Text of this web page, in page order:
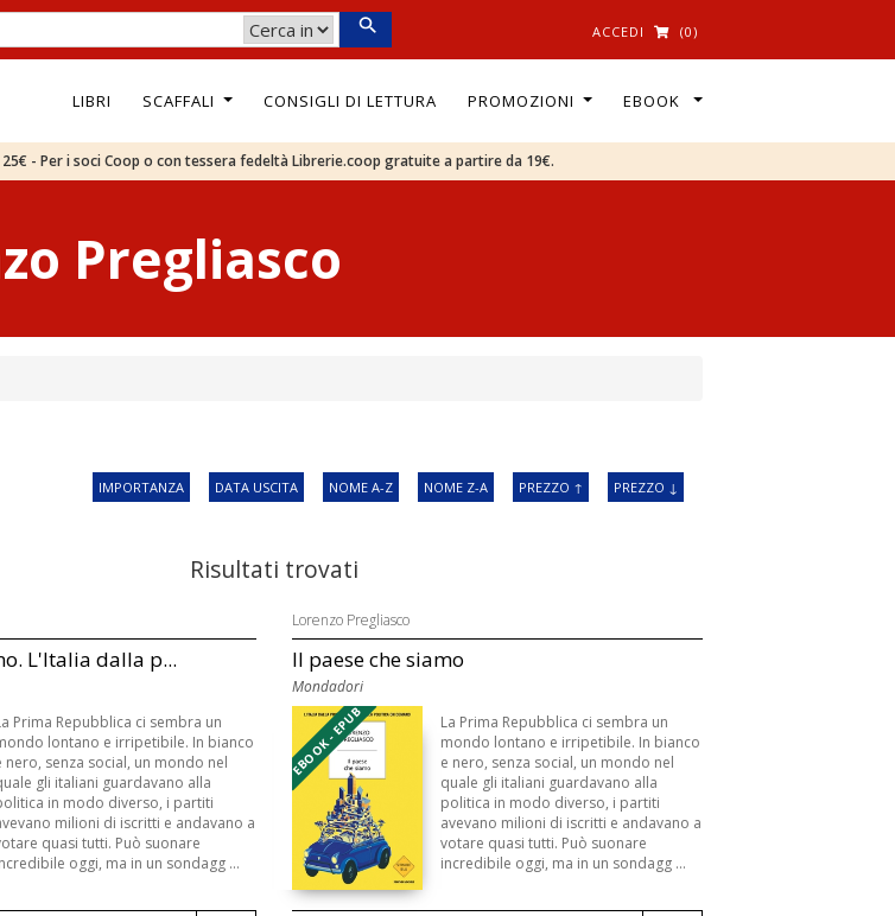
ACCEDI (0)
LIBRI SCAFFALI CONSIGLI DI LETTURA PROMOZIONI EBOOK
- Per i soci Coop o con tessera fedeltà Librerie.coop gratuite a partire da 19€.
Pregliasco
IMPORTANZA DATA USCITA NOME A-Z NOME Z-A PREZZO ↑ PREZZO ↓
Risultati trovati
L'Italia dalla p...
Prima Repubblica ci sembra un
lontano e irripetibile. In bianco
nero, senza social, un mondo nel
gli italiani guardavano alla
in modo diverso, i partiti
milioni di iscritti e andavano a
quasi tutti. Può suonare
oggi, ma in un sondagg ...
Lorenzo Pregliasco
Il paese che siamo
Mondadori
EBOOK - EPUB
La Prima Repubblica ci sembra un
mondo lontano e irripetibile. In bianco
e nero, senza social, un mondo nel
quale gli italiani guardavano alla
politica in modo diverso, i partiti
avevano milioni di iscritti e andavano a
votare quasi tutti. Può suonare
incredibile oggi, ma in un sondagg ...